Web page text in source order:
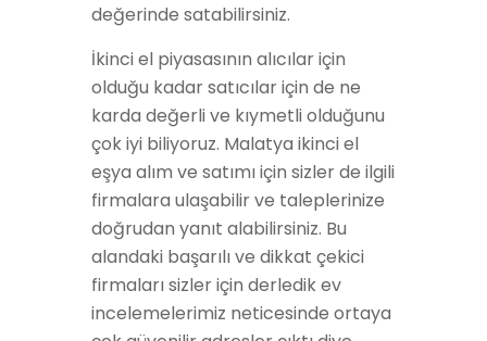
değerinde satabilirsiniz.
İkinci el piyasasının alıcılar için
olduğu kadar satıcılar için de ne
karda değerli ve kıymetli olduğunu
çok iyi biliyoruz. Malatya ikinci el
eşya alım ve satımı için sizler de ilgili
firmalara ulaşabilir ve taleplerinize
doğrudan yanıt alabilirsiniz. Bu
alandaki başarılı ve dikkat çekici
firmaları sizler için derledik ev
incelemelerimiz neticesinde ortaya